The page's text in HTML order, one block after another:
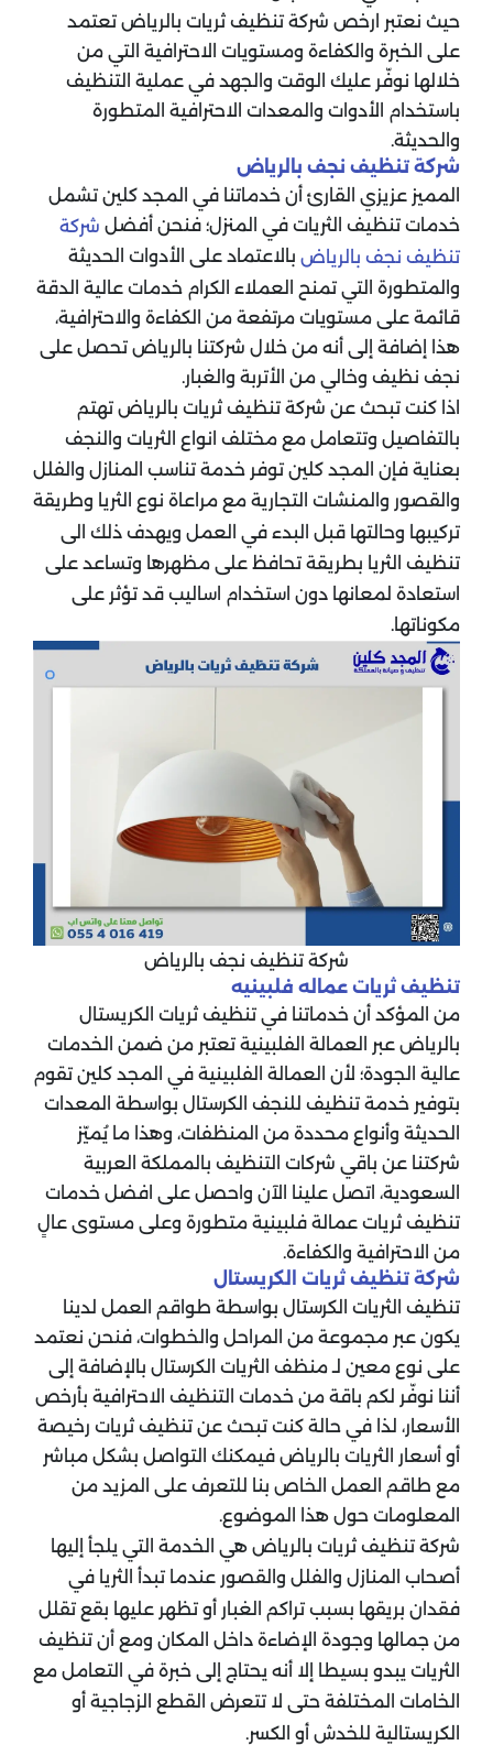
حيث نعتبر ارخص شركة تنظيف ثريات بالرياض تعتمد
على الخبرة والكفاءة ومستويات الاحترافية التي من
خلالها نوفّر عليك الوقت والجهد في عملية التنظيف
باستخدام الأدوات والمعدات الاحترافية المتطورة
والحديثة.
شركة تنظيف نجف بالرياض
المميز عزيزي القارئ أن خدماتنا في المجد كلين تشمل
خدمات تنظيف الثريات في المنزل؛ فنحن أفضل شركة
تنظيف نجف بالرياض بالاعتماد على الأدوات الحديثة
والمتطورة التي تمنح العملاء الكرام خدمات عالية الدقة
قائمة على مستويات مرتفعة من الكفاءة والاحترافية،
هذا إضافة إلى أنه من خلال شركتنا بالرياض تحصل على
نجف نظيف وخالي من الأتربة والغبار.
اذا كنت تبحث عن شركة تنظيف ثريات بالرياض تهتم
بالتفاصيل وتتعامل مع مختلف انواع الثريات والنجف
بعناية فإن المجد كلين توفر خدمة تناسب المنازل والفلل
والقصور والمنشات التجارية مع مراعاة نوع الثريا وطريقة
تركيبها وحالتها قبل البدء في العمل ويهدف ذلك الى
تنظيف الثريا بطريقة تحافظ على مظهرها وتساعد على
استعادة لمعانها دون استخدام اساليب قد تؤثر على
مكوناتها.
شركة تنظيف نجف بالرياض
تنظيف ثريات عماله فلبينيه
من المؤكد أن خدماتنا في تنظيف ثريات الكريستال
بالرياض عبر العمالة الفلبينية تعتبر من ضمن الخدمات
عالية الجودة؛ لأن العمالة الفلبينية في المجد كلين تقوم
بتوفير خدمة تنظيف للنجف الكرستال بواسطة المعدات
الحديثة وأنواع محددة من المنظفات، وهذا ما يُميّز
شركتنا عن باقي شركات التنظيف بالمملكة العربية
السعودية، اتصل علينا الآن واحصل على افضل خدمات
تنظيف ثريات عمالة فلبينية متطورة وعلى مستوى عالٍ
من الاحترافية والكفاءة.
شركة تنظيف ثريات الكريستال
تنظيف الثريات الكرستال بواسطة طواقم العمل لدينا
يكون عبر مجموعة من المراحل والخطوات، فنحن نعتمد
على نوع معين لـ منظف الثريات الكرستال بالإضافة إلى
أننا نوفّر لكم باقة من خدمات التنظيف الاحترافية بأرخص
الأسعار، لذا في حالة كنت تبحث عن تنظيف ثريات رخيصة
أو أسعار الثريات بالرياض فيمكنك التواصل بشكل مباشر
مع طاقم العمل الخاص بنا للتعرف على المزيد من
المعلومات حول هذا الموضوع.
شركة تنظيف ثريات بالرياض هي الخدمة التي يلجأ إليها
أصحاب المنازل والفلل والقصور عندما تبدأ الثريا في
فقدان بريقها بسبب تراكم الغبار أو تظهر عليها بقع تقلل
من جمالها وجودة الإضاءة داخل المكان ومع أن تنظيف
الثريات يبدو بسيطا إلا أنه يحتاج إلى خبرة في التعامل مع
الخامات المختلفة حتى لا تتعرض القطع الزجاجية أو
الكريستالية للخدش أو الكسر.